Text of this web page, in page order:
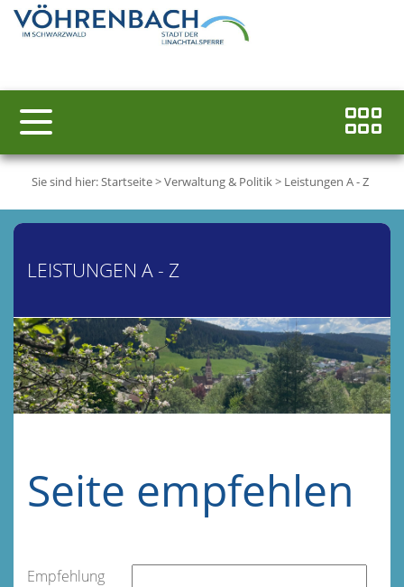
Sie sind hier:Startseite>Verwaltung & Politik> Leistungen A - Z
LEISTUNGEN A - Z
Seite empfehlen
Empfehlung